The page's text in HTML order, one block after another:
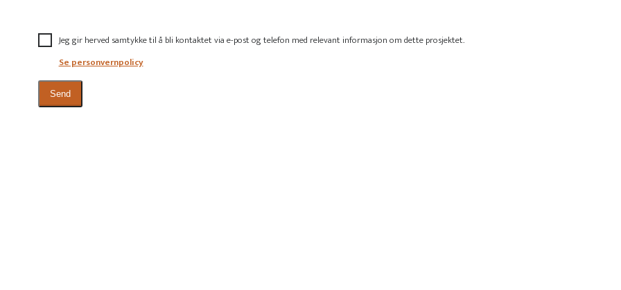
Jeg gir herved samtykke til å bli kontaktet via e-post og telefon med relevant informasjon om dette prosjektet.
Se personvernpolicy